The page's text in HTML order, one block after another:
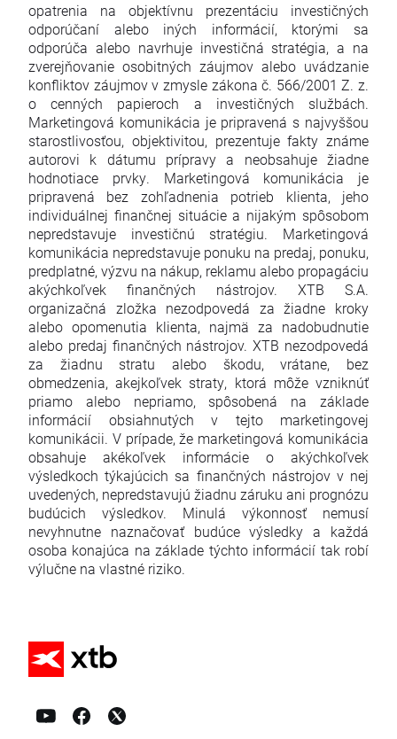
opatrenia na objektívnu prezentáciu investičných
odporúčaní alebo iných informácií, ktorými sa
odporúča alebo navrhuje investičná stratégia, a na
zverejňovanie osobitných záujmov alebo uvádzanie
konfliktov záujmov v zmysle zákona č. 566/2001 Z. z.
o cenných papieroch a investičných službách.
Marketingová komunikácia je pripravená s najvyššou
starostlivosťou, objektivitou, prezentuje fakty známe
autorovi k dátumu prípravy a neobsahuje žiadne
hodnotiace prvky. Marketingová komunikácia je
pripravená bez zohľadnenia potrieb klienta, jeho
individuálnej finančnej situácie a nijakým spôsobom
nepredstavuje investičnú stratégiu. Marketingová
komunikácia nepredstavuje ponuku na predaj, ponuku,
predplatné, výzvu na nákup, reklamu alebo propagáciu
akýchkoľvek finančných nástrojov. XTB S.A.
organizačná zložka nezodpovedá za žiadne kroky
alebo opomenutia klienta, najmä za nadobudnutie
alebo predaj finančných nástrojov. XTB nezodpovedá
za žiadnu stratu alebo škodu, vrátane, bez
obmedzenia, akejkoľvek straty, ktorá môže vzniknúť
priamo alebo nepriamo, spôsobená na základe
informácií obsiahnutých v tejto marketingovej
komunikácii. V prípade, že marketingová komunikácia
obsahuje akékoľvek informácie o akýchkoľvek
výsledkoch týkajúcich sa finančných nástrojov v nej
uvedených, nepredstavujú žiadnu záruku ani prognózu
budúcich výsledkov. Minulá výkonnosť nemusí
nevyhnutne naznačovať budúce výsledky a každá
osoba konajúca na základe týchto informácií tak robí
výlučne na vlastné riziko.